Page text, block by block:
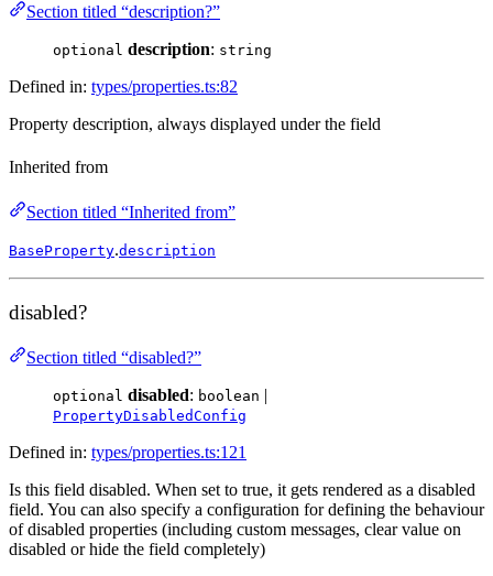
Section titled “description?”
optional description: string
Defined in: types/properties.ts:82
Property description, always displayed under the field
Inherited from
Section titled “Inherited from”
BaseProperty.description
disabled?
Section titled “disabled?”
optional disabled: boolean |
PropertyDisabledConfig
Defined in: types/properties.ts:121
Is this field disabled. When set to true, it gets rendered as a disabled
field. You can also specify a configuration for defining the behaviour
of disabled properties (including custom messages, clear value on
disabled or hide the field completely)